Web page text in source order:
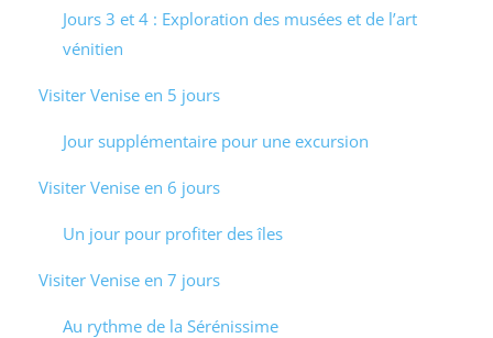
Jours 3 et 4 : Exploration des musées et de l’art
vénitien
Visiter Venise en 5 jours
Jour supplémentaire pour une excursion
Visiter Venise en 6 jours
Un jour pour profiter des îles
Visiter Venise en 7 jours
Au rythme de la Sérénissime